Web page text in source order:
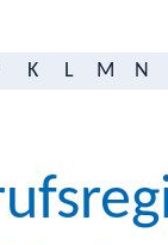
K L M N